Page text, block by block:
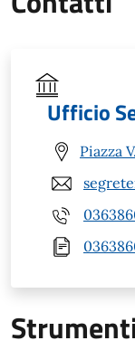
Ufficio
Piazza